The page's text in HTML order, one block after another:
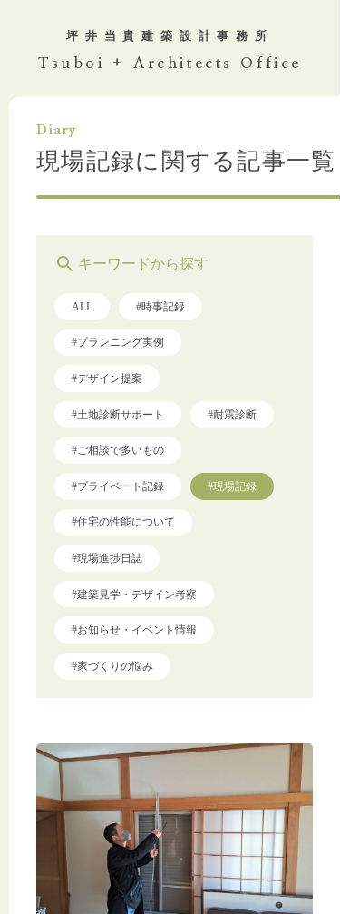
坪井当貴建築設計事務所
Tsuboi + Architects Office
Diary
現場記録に関する記事一覧
キーワードから探す
ALL #時事記録
#プランニング実例
#デザイン提案
#土地診断サポート #耐震診断
#ご相談で多いもの
#プライベート記録 #現場記録
#住宅の性能について
#現場進捗日誌
#建築見学・デザイン考察
#お知らせ・イベント情報
#家づくりの悩み